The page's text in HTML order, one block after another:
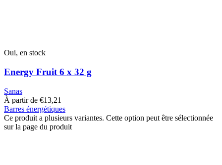
Oui, en stock
Energy Fruit 6 x 32 g
Sanas
À partir de €13,21
Barres énergétiques
Ce produit a plusieurs variantes. Cette option peut être sélectionnée
sur la page du produit